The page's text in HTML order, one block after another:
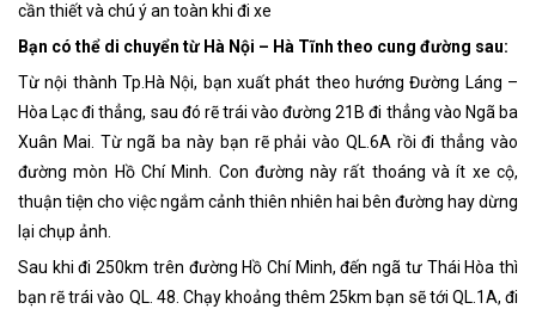
cần thiết và chú ý an toàn khi đi xe
Bạn có thể di chuyển từ Hà Nội – Hà Tĩnh theo cung đường sau:
Từ nội thành Tp.Hà Nội, bạn xuất phát theo hướng Đường Láng –
Hòa Lạc đi thẳng, sau đó rẽ trái vào đường 21B đi thẳng vào Ngã ba
Xuân Mai. Từ ngã ba này bạn rẽ phải vào QL.6A rồi đi thẳng vào
đường mòn Hồ Chí Minh. Con đường này rất thoáng và ít xe cộ,
thuận tiện cho việc ngắm cảnh thiên nhiên hai bên đường hay dừng
lại chụp ảnh.
Sau khi đi 250km trên đường Hồ Chí Minh, đến ngã tư Thái Hòa thì
bạn rẽ trái vào QL. 48. Chạy khoảng thêm 25km bạn sẽ tới QL.1A, đi